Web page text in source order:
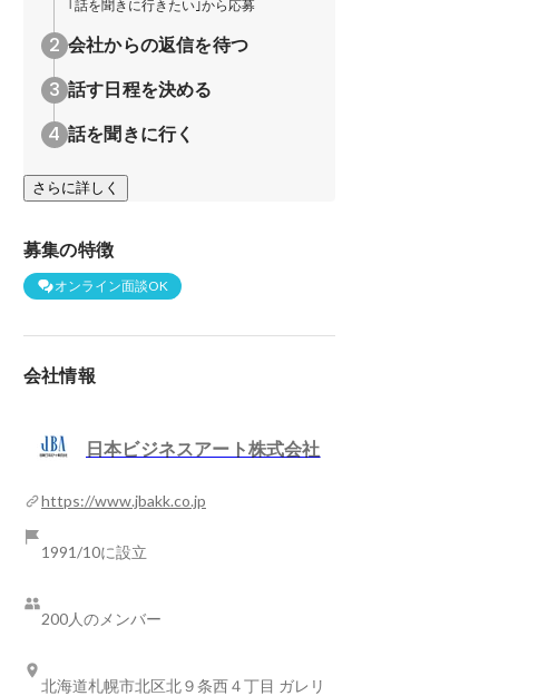
｢話を聞きに行きたい｣から応募
会社からの返信を待つ
話す日程を決める
話を聞きに行く
さらに詳しく
募集の特徴
オンライン面談OK
会社情報
日本ビジネスアート株式会社
https://www.jbakk.co.jp
1991/10に設立
200人のメンバー
北海道札幌市北区北９条西４丁目 ガレリ